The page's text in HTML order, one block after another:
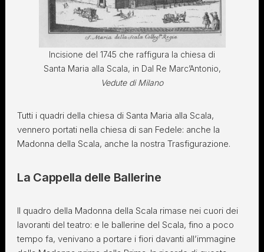
Incisione del 1745 che raffigura la chiesa di
Santa Maria alla Scala, in Dal Re Marc’Antonio,
Vedute di Milano
Tutti i quadri della chiesa di Santa Maria alla Scala,
vennero portati nella chiesa di san Fedele: anche la
Madonna della Scala, anche la nostra Trasfigurazione.
La Cappella delle Ballerine
Il quadro della Madonna della Scala rimase nei cuori dei
lavoranti del teatro: e le ballerine del Scala, fino a poco
tempo fa, venivano a portare i fiori davanti all’immagine